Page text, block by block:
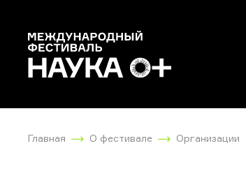
Главная О фестивале Организации